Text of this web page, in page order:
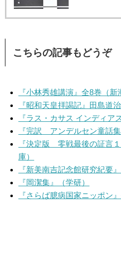
こちらの記事もどうぞ
『小林秀雄講演』全8巻（新
『昭和天皇拝謁記』田島道
『ラス・カサス インディア
『完訳 アンデルセン童話集
『決定版 零戦最後の証言
庫）
『新美南吉記念館研究紀要
『岡潔集』（学研）
『さらば臆病国家ニッポン